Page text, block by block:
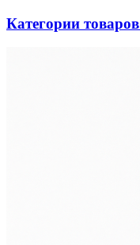
Категории товаров